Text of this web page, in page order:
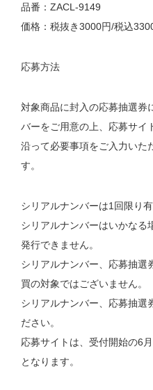
品番：ZACL-9149
価格：税抜き3000円/税込
応募方法
対象商品に封入の応募抽選券
バーをご用意の上、応募サイ
沿って必要事項をご入力いた
す。
シリアルナンバーは1回限り有
シリアルナンバーはいかなる
発行できません。
シリアルナンバー、応募抽選
買の対象ではございません。
シリアルナンバー、応募抽選
ださい。
応募サイトは、受付開始の6
となります。